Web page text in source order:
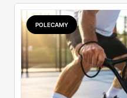
POLECAMY